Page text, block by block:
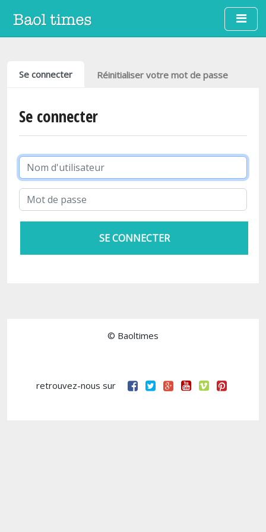
Aller au contenu principal
Onglets principaux
Se connecter Réinitialiser votre mot de passe
Se connecter
© Baoltimes
retrouvez-nous sur